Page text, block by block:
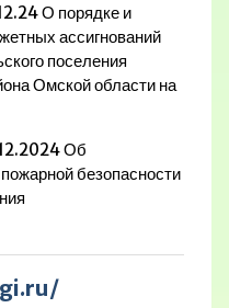
О порядке и
ассигнований
поселения
Омской области на
Об
безопасности